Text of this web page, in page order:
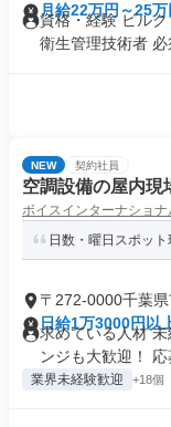
月給22万円～25万
資格・経験 ビル
衛生管理技術者 必
NEW 契約社員
空調設備の屋内現
ボイスインターナショナ
日数・曜日スポッ
〒272-0000千葉
日給1万3000円以
求めている人材
ンジも大歓迎！ 応
業界未経験歓迎 +18個